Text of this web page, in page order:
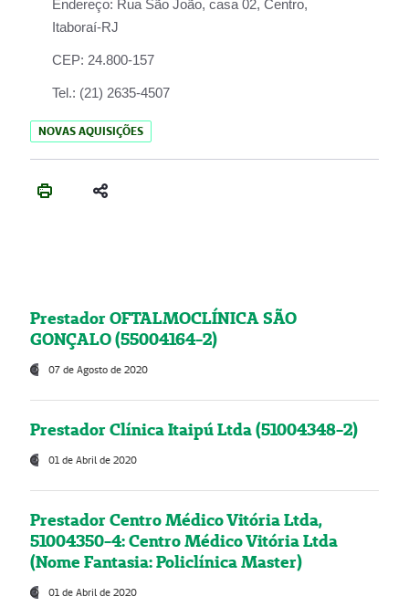
Endereço: Rua São João, casa 02, Centro,
Itaboraí-RJ
CEP: 24.800-157
Tel.: (21) 2635-4507
NOVAS AQUISIÇÕES
Prestador OFTALMOCLÍNICA SÃO
GONÇALO (55004164-2)
07 de Agosto de 2020
Prestador Clínica Itaipú Ltda (51004348-2)
01 de Abril de 2020
Prestador Centro Médico Vitória Ltda,
51004350-4: Centro Médico Vitória Ltda
(Nome Fantasia: Policlínica Master)
01 de Abril de 2020